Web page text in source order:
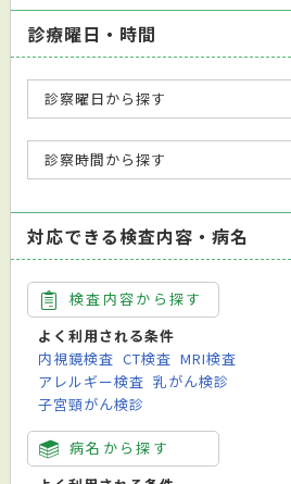
診療曜日・時間
診察曜日から探す
診察時間から探す
対応できる検査内容・病名
検査内容から探す
よく利用される条件
内視鏡検査 CT検査 MRI検査
アレルギー検査 乳がん検診
子宮頸がん検診
病名から探す